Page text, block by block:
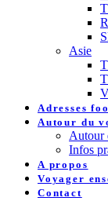
Asie
Adresses
Autour du
Autour
Infos
A propos
Voyager
Contact